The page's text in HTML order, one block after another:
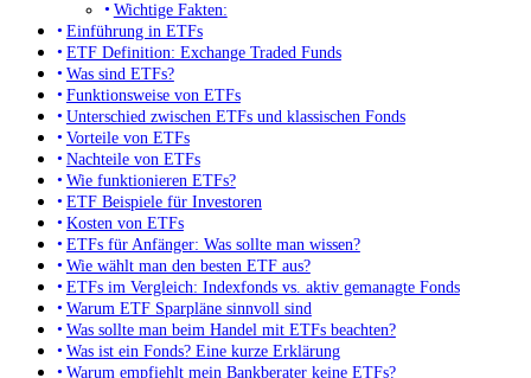
Wichtige Fakten:
Einführung in ETFs
ETF Definition: Exchange Traded Funds
Was sind ETFs?
Funktionsweise von ETFs
Unterschied zwischen ETFs und klassischen Fonds
Vorteile von ETFs
Nachteile von ETFs
Wie funktionieren ETFs?
ETF Beispiele für Investoren
Kosten von ETFs
ETFs für Anfänger: Was sollte man wissen?
Wie wählt man den besten ETF aus?
ETFs im Vergleich: Indexfonds vs. aktiv gemanagte Fonds
Warum ETF Sparpläne sinnvoll sind
Was sollte man beim Handel mit ETFs beachten?
Was ist ein Fonds? Eine kurze Erklärung
Warum empfiehlt mein Bankberater keine ETFs?